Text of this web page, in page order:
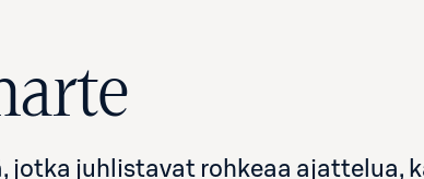
juhlistavat rohkeaa ajattelua,